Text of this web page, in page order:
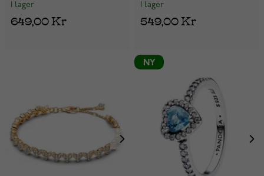
I lager
649,00 Kr
I lager
549,00 Kr
NY